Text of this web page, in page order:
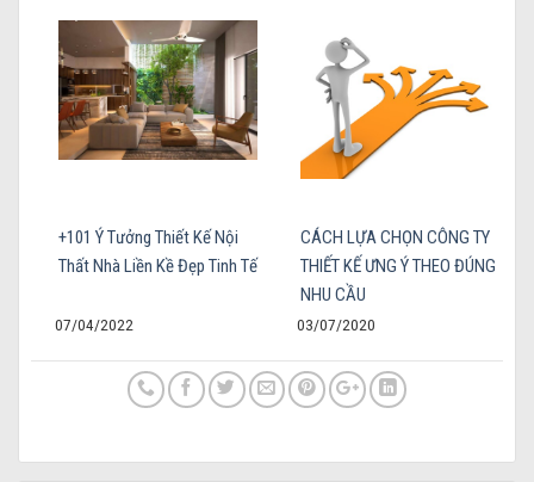
+101 Ý Tưởng Thiết Kế Nội
Thất Nhà Liền Kề Đẹp Tinh Tế
07/04/2022
CÁCH LỰA CHỌN CÔNG TY
THIẾT KẾ ƯNG Ý THEO ĐÚNG
NHU CẦU
03/07/2020